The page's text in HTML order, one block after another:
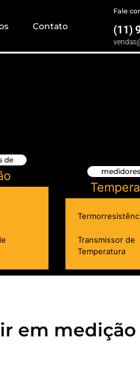
Contato
Fale
(11)
de
Transmissor de
Temperatura
em medição